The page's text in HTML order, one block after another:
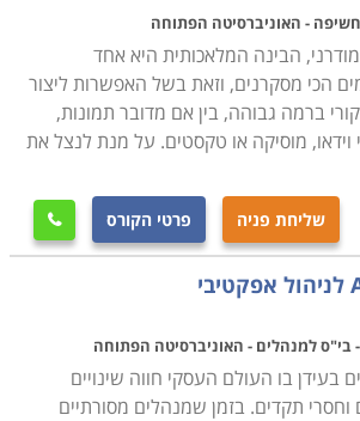
- האוניברסיטה הפתוחה
הבינה המלאכותית היא אחד
הכי מסקרנים, וזאת בשל האפשרות ליצור
ברמה גבוהה, בין אם מדובר תמונות,
וידאו, מוסיקה או טקסטים. על מנת לנצל את
שליחת פניה פרטי הקורס 
בי"ס למנהלים - האוניברסיטה הפתוחה
בעידן בו העולם העסקי חווה שינויים
וחסרי תקדים. בזמן שמנהלים מסורתיים